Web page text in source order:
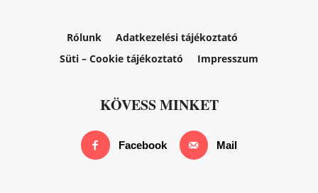
Rólunk
Adatkezelési tájékoztató
Süti – Cookie tájékoztató
Impresszum
KÖVESS MINKET
Facebook Mail